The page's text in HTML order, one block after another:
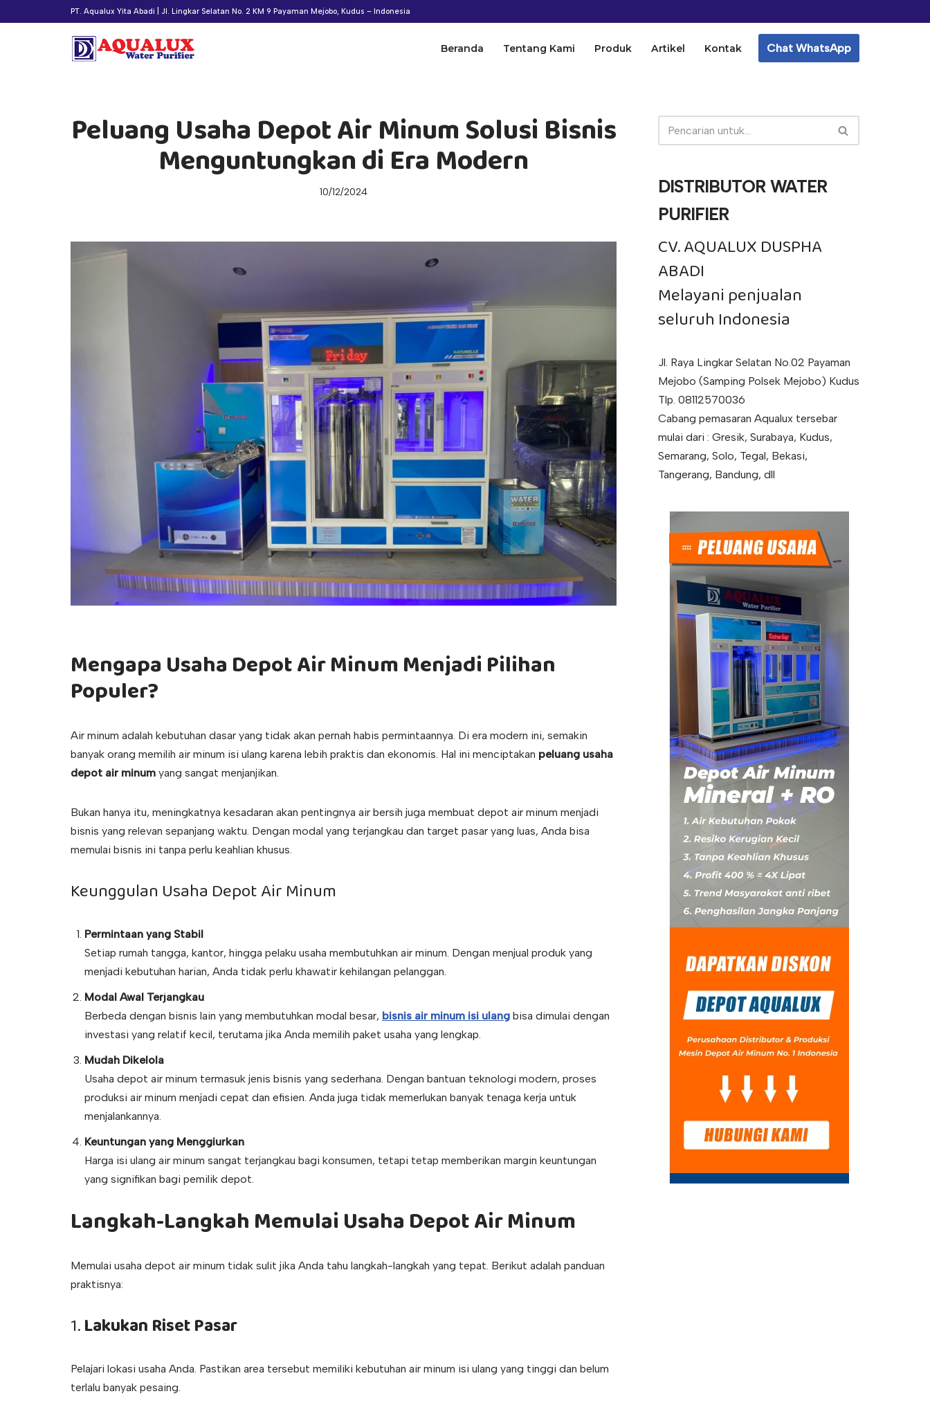
PT. Aqualux Yita Abadi | Jl. Lingkar Selatan No. 2 KM 9 Payaman Mejobo, Kudus – Indonesia
Beranda Tentang Kami Produk Artikel Kontak Chat WhatsApp
Peluang Usaha Depot Air Minum Solusi Bisnis
Menguntungkan di Era Modern
10/12/2024
Mengapa Usaha Depot Air Minum Menjadi Pilihan
Populer?
Air minum adalah kebutuhan dasar yang tidak akan pernah habis permintaannya. Di era modern ini, semakin
banyak orang memilih air minum isi ulang karena lebih praktis dan ekonomis. Hal ini menciptakan peluang usaha
depot air minum yang sangat menjanjikan.
Bukan hanya itu, meningkatnya kesadaran akan pentingnya air bersih juga membuat depot air minum menjadi
bisnis yang relevan sepanjang waktu. Dengan modal yang terjangkau dan target pasar yang luas, Anda bisa
memulai bisnis ini tanpa perlu keahlian khusus.
Keunggulan Usaha Depot Air Minum
Permintaan yang Stabil
Setiap rumah tangga, kantor, hingga pelaku usaha membutuhkan air minum. Dengan menjual produk yang
menjadi kebutuhan harian, Anda tidak perlu khawatir kehilangan pelanggan.
Modal Awal Terjangkau
Berbeda dengan bisnis lain yang membutuhkan modal besar, bisnis air minum isi ulang bisa dimulai dengan
investasi yang relatif kecil, terutama jika Anda memilih paket usaha yang lengkap.
Mudah Dikelola
Usaha depot air minum termasuk jenis bisnis yang sederhana. Dengan bantuan teknologi modern, proses
produksi air minum menjadi cepat dan efisien. Anda juga tidak memerlukan banyak tenaga kerja untuk
menjalankannya.
Keuntungan yang Menggiurkan
Harga isi ulang air minum sangat terjangkau bagi konsumen, tetapi tetap memberikan margin keuntungan
yang signifikan bagi pemilik depot.
Langkah-Langkah Memulai Usaha Depot Air Minum
Memulai usaha depot air minum tidak sulit jika Anda tahu langkah-langkah yang tepat. Berikut adalah panduan
praktisnya:
1.Lakukan Riset Pasar
Pelajari lokasi usaha Anda. Pastikan area tersebut memiliki kebutuhan air minum isi ulang yang tinggi dan belum
terlalu banyak pesaing.
DISTRIBUTOR WATER
PURIFIER
CV. AQUALUX DUSPHA
ABADI
Melayani penjualan
seluruh Indonesia
Jl. Raya Lingkar Selatan No.02 Payaman
Mejobo (Samping Polsek Mejobo) Kudus
Tlp. 08112570036
Cabang pemasaran Aqualux tersebar
mulai dari : Gresik, Surabaya, Kudus,
Semarang, Solo, Tegal, Bekasi,
Tangerang, Bandung, dll